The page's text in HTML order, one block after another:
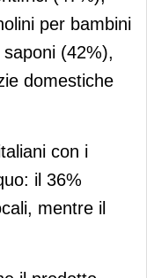
per bambini
(42%),
domestiche
con i
il 36%
mentre il